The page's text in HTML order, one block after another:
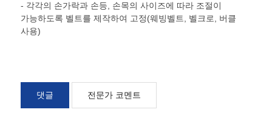
- 각각의 손가락과 손등, 손목의 사이즈에 따라 조절이
가능하도록 벨트를 제작하여 고정(웨빙벨트, 벨크로, 버클
사용)
댓글 전문가 코멘트